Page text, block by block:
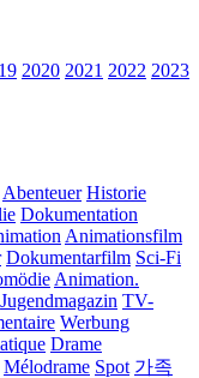
2020 2021 2022 2023
Abenteuer Historie
Dokumentation
Animationsfilm
Dokumentarfilm Sci-Fi
Animation.
Jugendmagazin TV-
Werbung
Drame
Mélodrame Spot 가족